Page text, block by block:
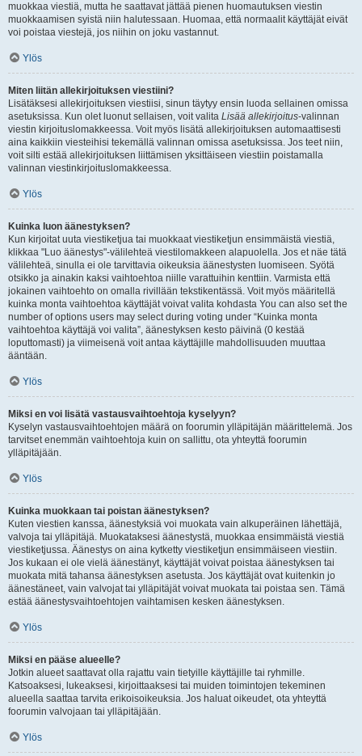
muokkaa viestiä, mutta he saattavat jättää pienen huomautuksen viestin
muokkaamisen syistä niin halutessaan. Huomaa, että normaalit käyttäjät eivät
voi poistaa viestejä, jos niihin on joku vastannut.
Ylös
Miten liitän allekirjoituksen viestiini?
Lisätäksesi allekirjoituksen viestiisi, sinun täytyy ensin luoda sellainen omissa
asetuksissa. Kun olet luonut sellaisen, voit valita Lisää allekirjoitus-valinnan
viestin kirjoituslomakkeessa. Voit myös lisätä allekirjoituksen automaattisesti
aina kaikkiin viesteihisi tekemällä valinnan omissa asetuksissa. Jos teet niin,
voit silti estää allekirjoituksen liittämisen yksittäiseen viestiin poistamalla
valinnan viestinkirjoituslomakkeessa.
Ylös
Kuinka luon äänestyksen?
Kun kirjoitat uuta viestiketjua tai muokkaat viestiketjun ensimmäistä viestiä,
klikkaa "Luo äänestys"-välilehteä viestilomakkeen alapuolella. Jos et näe tätä
välilehteä, sinulla ei ole tarvittavia oikeuksia äänestysten luomiseen. Syötä
otsikko ja ainakin kaksi vaihtoehtoa niille varattuihin kenttiin. Varmista että
jokainen vaihtoehto on omalla rivillään tekstikentässä. Voit myös määritellä
kuinka monta vaihtoehtoa käyttäjät voivat valita kohdasta You can also set the
number of options users may select during voting under “Kuinka monta
vaihtoehtoa käyttäjä voi valita”, äänestyksen kesto päivinä (0 kestää
loputtomasti) ja viimeisenä voit antaa käyttäjille mahdollisuuden muuttaa
ääntään.
Ylös
Miksi en voi lisätä vastausvaihtoehtoja kyselyyn?
Kyselyn vastausvaihtoehtojen määrä on foorumin ylläpitäjän määrittelemä. Jos
tarvitset enemmän vaihtoehtoja kuin on sallittu, ota yhteyttä foorumin
ylläpitäjään.
Ylös
Kuinka muokkaan tai poistan äänestyksen?
Kuten viestien kanssa, äänestyksiä voi muokata vain alkuperäinen lähettäjä,
valvoja tai ylläpitäjä. Muokataksesi äänestystä, muokkaa ensimmäistä viestiä
viestiketjussa. Äänestys on aina kytketty viestiketjun ensimmäiseen viestiin.
Jos kukaan ei ole vielä äänestänyt, käyttäjät voivat poistaa äänestyksen tai
muokata mitä tahansa äänestyksen asetusta. Jos käyttäjät ovat kuitenkin jo
äänestäneet, vain valvojat tai ylläpitäjät voivat muokata tai poistaa sen. Tämä
estää äänestysvaihtoehtojen vaihtamisen kesken äänestyksen.
Ylös
Miksi en pääse alueelle?
Jotkin alueet saattavat olla rajattu vain tietyille käyttäjille tai ryhmille.
Katsoaksesi, lukeaksesi, kirjoittaaksesi tai muiden toimintojen tekeminen
alueella saattaa tarvita erikoisoikeuksia. Jos haluat oikeudet, ota yhteyttä
foorumin valvojaan tai ylläpitäjään.
Ylös